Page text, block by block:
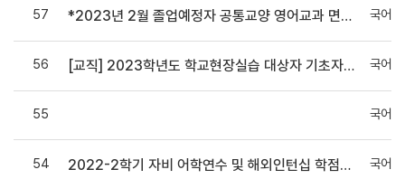
57 *2023년 2월 졸업예정자 공통교양 영어교과 면제신청 안내* 국어
56 [교직] 2023학년도 학교현장실습 대상자 기초자료 확인 안내 국어
55 국어
54 2022-2학기 자비 어학연수 및 해외인턴십 학점인정 안내 국어